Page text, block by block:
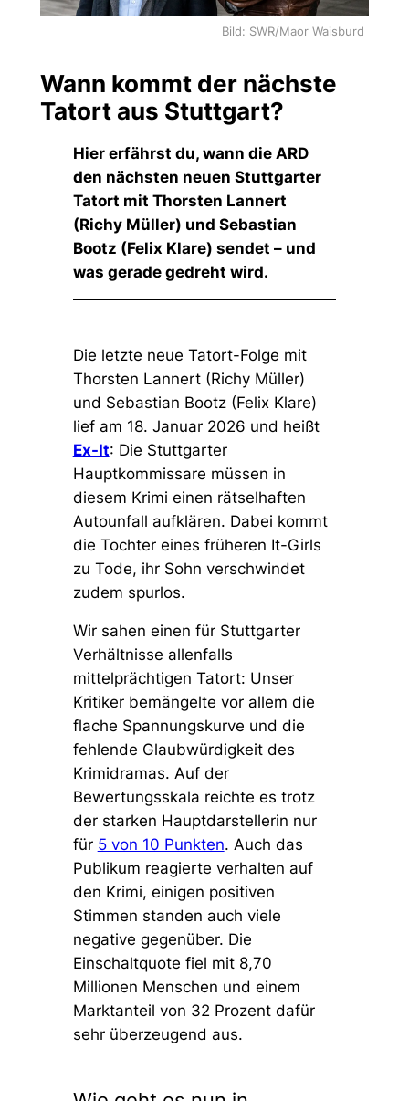
Bild: SWR/Maor Waisburd
Wann kommt der nächste
Tatort aus Stuttgart?
Hier erfährst du, wann die ARD
den nächsten neuen Stuttgarter
Tatort mit Thorsten Lannert
(Richy Müller) und Sebastian
Bootz (Felix Klare) sendet – und
was gerade gedreht wird.
Die letzte neue Tatort-Folge mit
Thorsten Lannert (Richy Müller)
und Sebastian Bootz (Felix Klare)
lief am 18. Januar 2026 und heißt
Ex-It: Die Stuttgarter
Hauptkommissare müssen in
diesem Krimi einen rätselhaften
Autounfall aufklären. Dabei kommt
die Tochter eines früheren It-Girls
zu Tode, ihr Sohn verschwindet
zudem spurlos.
Wir sahen einen für Stuttgarter
Verhältnisse allenfalls
mittelprächtigen Tatort: Unser
Kritiker bemängelte vor allem die
flache Spannungskurve und die
fehlende Glaubwürdigkeit des
Krimidramas. Auf der
Bewertungsskala reichte es trotz
der starken Hauptdarstellerin nur
für 5 von 10 Punkten. Auch das
Publikum reagierte verhalten auf
den Krimi, einigen positiven
Stimmen standen auch viele
negative gegenüber. Die
Einschaltquote fiel mit 8,70
Millionen Menschen und einem
Marktanteil von 32 Prozent dafür
sehr überzeugend aus.